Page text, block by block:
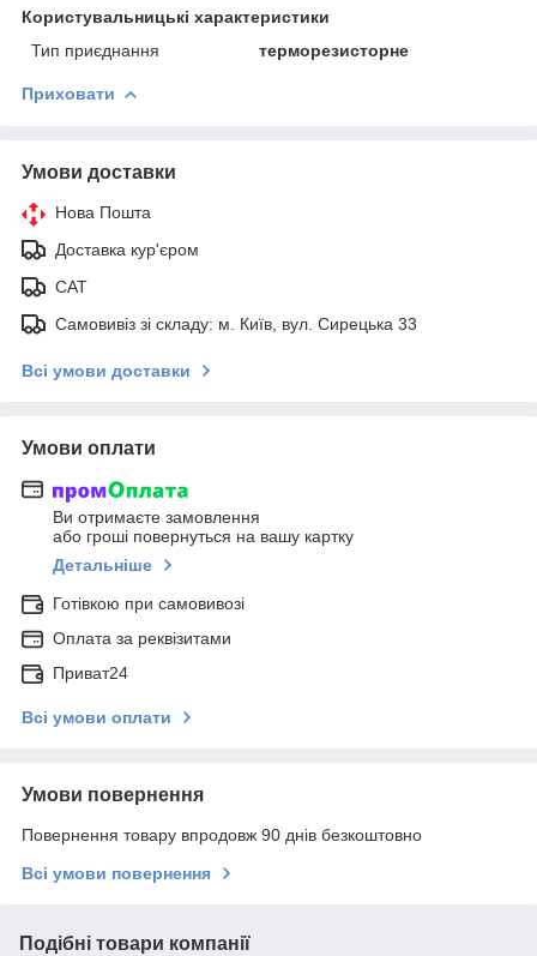
Користувальницькі характеристики
Тип приєднання
терморезисторне
Приховати
Умови доставки
Нова Пошта
Доставка кур'єром
САТ
Самовивіз зі складу: м. Київ, вул. Сирецька 33
Всі умови доставки
Умови оплати
Ви отримаєте замовлення
або гроші повернуться на вашу картку
Детальніше
Готівкою при самовивозі
Оплата за реквізитами
Приват24
Всі умови оплати
Умови повернення
Повернення товару впродовж 90 днів безкоштовно
Всі умови повернення
Подібні товари компанії